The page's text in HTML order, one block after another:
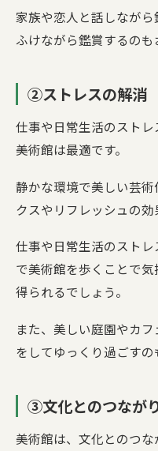
家族や恋人と話しなが
ふけながら鑑賞するのも
②ストレスの解消
仕事や日常生活のストレ
美術館は最適です。
静かな環境で美しい芸
クスやリフレッシュの効
仕事や日常生活のスト
で美術館を歩くことで
得られるでしょう。
また、美しい庭園やカ
をしてゆっくり過ごすの
③文化とのつなが
美術館は、文化とのつ